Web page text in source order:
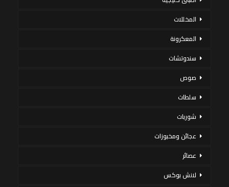
المخللات
المعكرونة
سندوتشات
صوص
سلطات
شوربات
عجائن ومخبوزات
عصائر
لانش بوكس